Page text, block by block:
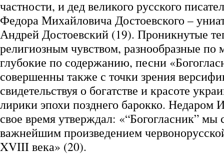
частности, и дед великого русского
Федора Михайловича Достоевского –
Андрей Достоевский (19). Проникнутые
религиозным чувством, разнообразные по
глубокие по содержанию, песни
совершенны также с точки зрения
свидетельствуя о богатстве и красоте
лирики эпохи позднего барокко. Недаром
свое время утверждал: «“Богогласник” мы
важнейшим произведением
XVIII века» (20).